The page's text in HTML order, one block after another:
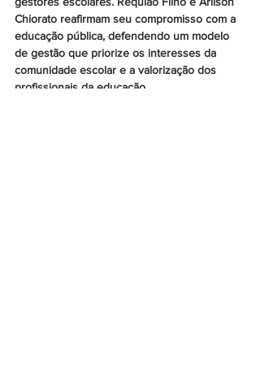
Chiorato reafirmam seu compromisso com a
educação pública, defendendo um modelo
de gestão que priorize os interesses da
comunidade escolar e a valorização dos
profissionais da educação.